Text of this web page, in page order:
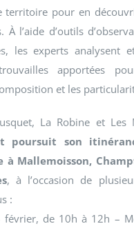
territoire pour en
À l’aide d’outils
les experts analysent
apportées
et les
La Robine et Les
poursuit son
à Mallemoisson,
, à l’occasion de
:
février, de 10h à 12h –